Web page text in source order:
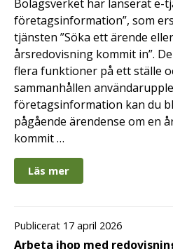
Bolagsverket har lanserat e-
företagsinformation”, som
tjänsten ”Söka ett ärende
årsredovisning kommit in”.
flera funktioner på ett ställe
sammanhållen
företagsinformation kan du
pågående ärendense om en
kommit …
Läs mer
Publicerat 17 april 2026
Arbeta ihop med